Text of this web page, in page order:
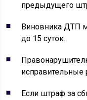
предыдущего
Виновника ДТП
до 15 суток.
исправительные
Если штраф за